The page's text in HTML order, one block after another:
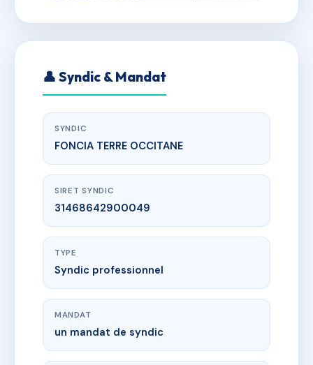
👤 Syndic & Mandat
SYNDIC
FONCIA TERRE OCCITANE
SIRET SYNDIC
31468642900049
TYPE
Syndic professionnel
MANDAT
un mandat de syndic